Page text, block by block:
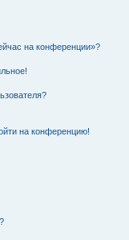
на конференции»?
на конференцию!